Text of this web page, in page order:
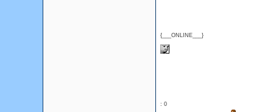
{___ONLINE___}
: 0